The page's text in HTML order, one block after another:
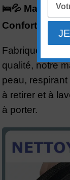
🛌💦 Masque
Confortable,
Fabriqué à
qualité, notre
peau,
à retirer et à
à porter.